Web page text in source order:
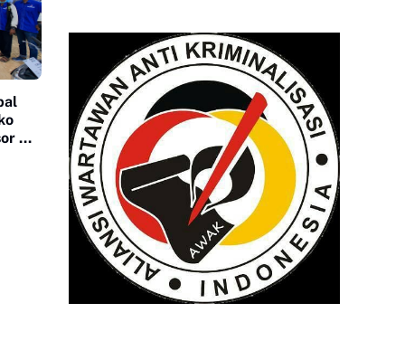
Di